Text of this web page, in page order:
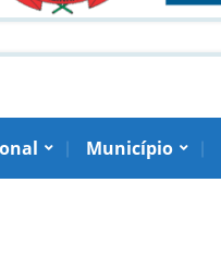
Município